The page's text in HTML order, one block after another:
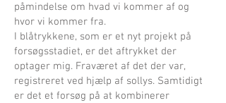
påmindelse om hvad vi kommer af og
hvor vi kommer fra.
I blåtrykkene, som er et nyt projekt på
forsøgsstadiet, er det aftrykket der
optager mig. Fraværet af det der var,
registreret ved hjælp af sollys. Samtidigt
er det et forsøg på at kombinerer